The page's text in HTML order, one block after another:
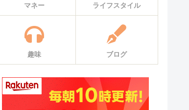
マネー ライフスタイル
趣味 ブログ